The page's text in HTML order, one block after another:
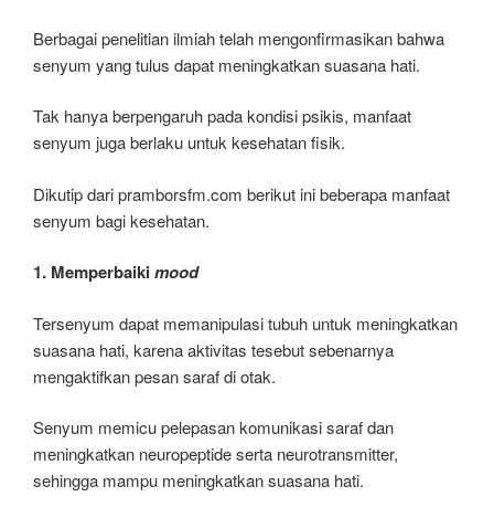
Berbagai penelitian ilmiah telah mengonfirmasikan bahwa
senyum yang tulus dapat meningkatkan suasana hati.
Tak hanya berpengaruh pada kondisi psikis, manfaat
senyum juga berlaku untuk kesehatan fisik.
Dikutip dari pramborsfm.com berikut ini beberapa manfaat
senyum bagi kesehatan.
1. Memperbaikimood
Tersenyum dapat memanipulasi tubuh untuk meningkatkan
suasana hati, karena aktivitas tesebut sebenarnya
mengaktifkan pesan saraf di otak.
Senyum memicu pelepasan komunikasi saraf dan
meningkatkan neuropeptide serta neurotransmitter,
sehingga mampu meningkatkan suasana hati.